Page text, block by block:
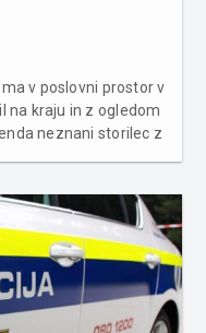
v poslovni prostor v
na kraju in z ogledom
neznani storilec z